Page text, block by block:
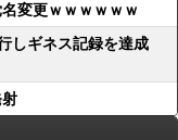
変更ｗｗｗｗｗｗ
しギネス記録を達成